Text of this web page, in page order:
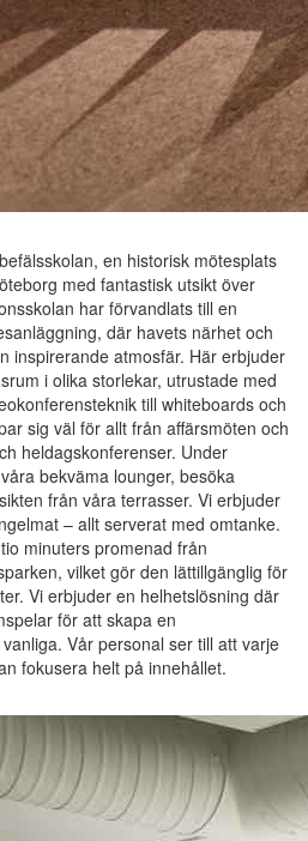
en historisk mötesplats
med fantastisk utsikt över
har förvandlats till en
där havets närhet och
inspirerande atmosfär. Här erbjuder
i olika storlekar, utrustade med
till whiteboards och
sig väl för allt från affärsmöten och
heldagskonferenser. Under
bekväma lounger, besöka
från våra terrasser. Vi erbjuder
– allt serverat med omtanke.
minuters promenad från
vilket gör den lättillgänglig för
Vi erbjuder en helhetslösning där
för att skapa en
Vår personal ser till att varje
fokusera helt på innehållet.